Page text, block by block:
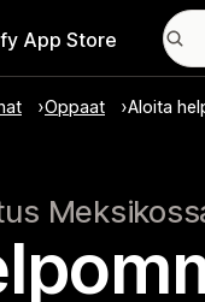
App Store
Oppaat Aloita